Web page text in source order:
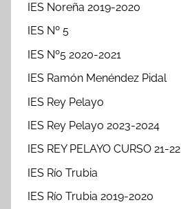
IES Noreña 2019-2020
IES Nº 5
IES Nº5 2020-2021
IES Ramón Menéndez Pidal
IES Rey Pelayo
IES Rey Pelayo 2023-2024
IES REY PELAYO CURSO 21-22
IES Río Trubia
IES Río Trubia 2019-2020